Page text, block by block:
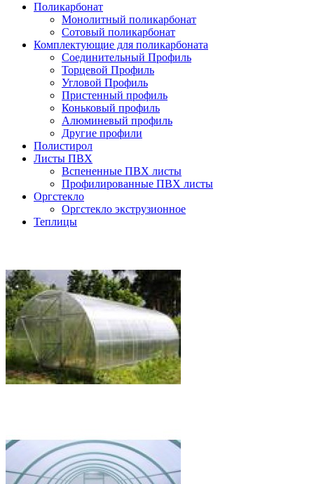
Поликарбонат
Монолитный поликарбонат
Сотовый поликарбонат
Комплектующие для поликарбоната
Соединительный Профиль
Торцевой Профиль
Угловой Профиль
Пристенный профиль
Коньковый профиль
Алюминевый профиль
Другие профили
Полистирол
Листы ПВХ
Вспененные ПВХ листы
Профилированные ПВХ листы
Оргстекло
Оргстекло экструзионное
Теплицы